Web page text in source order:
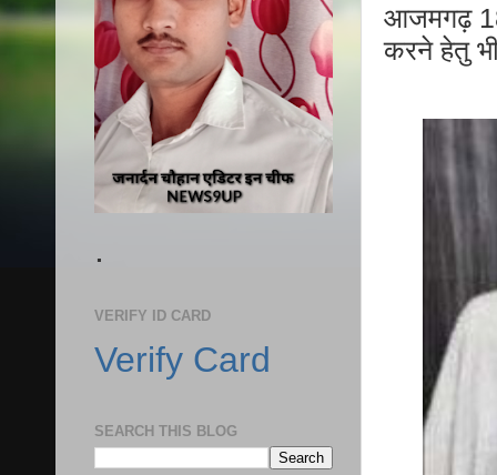
आजमगढ़ 18
करने हेतु भी
.
VERIFY ID CARD
Verify Card
SEARCH THIS BLOG